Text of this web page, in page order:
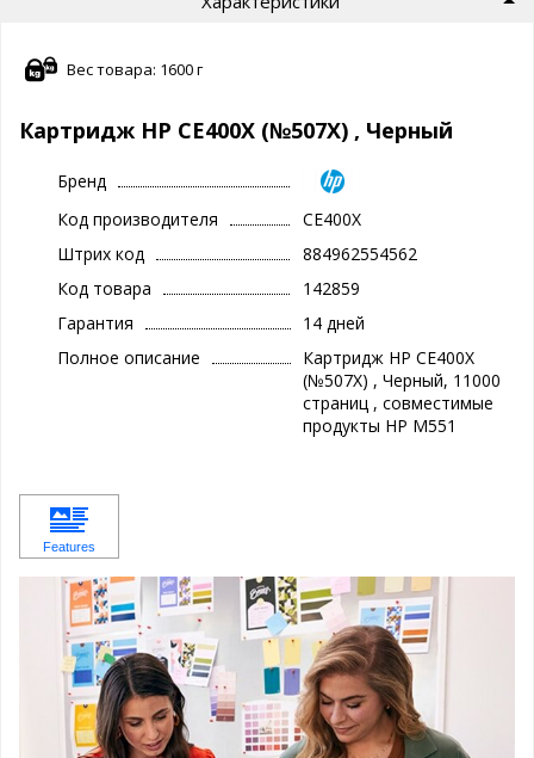
Вес товара: 1600 г
Картридж HP CE400X (№507X) , Черный
Бренд
Код производителя
CE400X
Штрих код
884962554562
Код товара
142859
Гарантия
14 дней
Полное описание
Картридж HP CE400X
(№507X) , Черный, 11000
страниц , cовместимые
продукты HP M551